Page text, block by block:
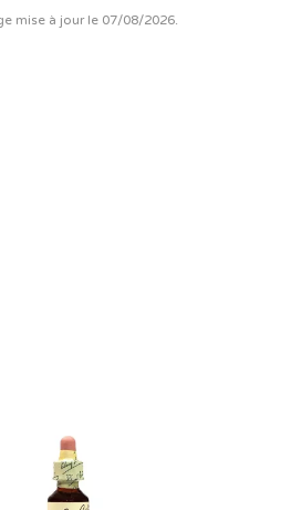
mise à jour le 07/08/2026.